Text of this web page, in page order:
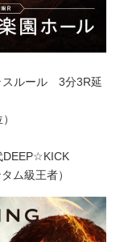
ルール 3分3R延
DEEP☆KICK
ム級王者）